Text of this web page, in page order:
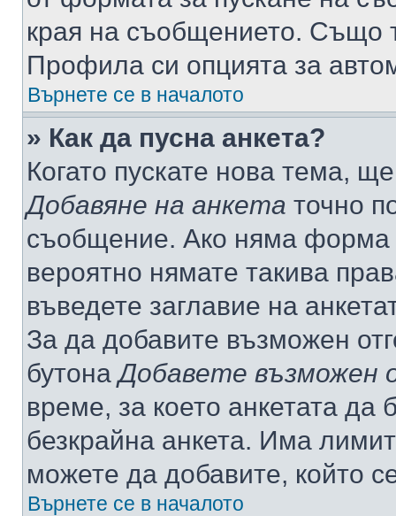
края на съобщението. Също
Профила си опцията за
Върнете се в началото
» Как да пусна анкета?
Когато пускате нова тема,
Добавяне на анкета точно
съобщение. Ако няма форма
вероятно нямате такива
въведете заглавие на
За да добавите възможен
бутонаДобавете възможен
време, за което анкетата да
безкрайна анкета. Има
можете да добавите, който
Върнете се в началото